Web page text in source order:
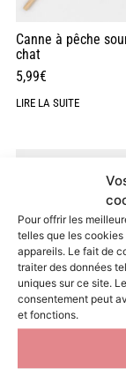
Pour offrir les
telles que les
appareils. Le fait de
traiter des données
uniques sur ce site.
consentement peut
et fonctions.
Canne à pêche
chat
5,99€
LIRE LA SUITE
Circuit avec balles